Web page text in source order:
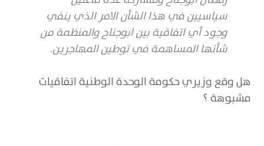
سياسيين في هذا الشأن الامر الذي ينفي
وجود أي اتفاقية بين ابوجناح والمنظمة من
شأنها المساهمة في توطين المهاجرين.
هل وقع وزيري حكومة الوحدة الوطنية اتفاقيات
مشبوهة ؟